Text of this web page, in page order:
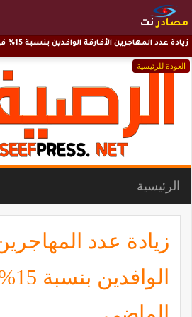
مصادرنت
العودة للرئيسية
زيادة عدد المهاجرين الأفارقة الوافدين بنسبة 15% في يونيو الماضي